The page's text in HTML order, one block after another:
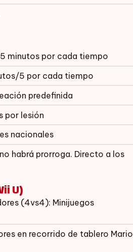
minutos por cada tiempo
5 por cada tiempo
predefinida
por lesión
nacionales
habrá prorroga. Directo a los
U)
(4vs4): Minijuegos
en recorrido de tablero Mario